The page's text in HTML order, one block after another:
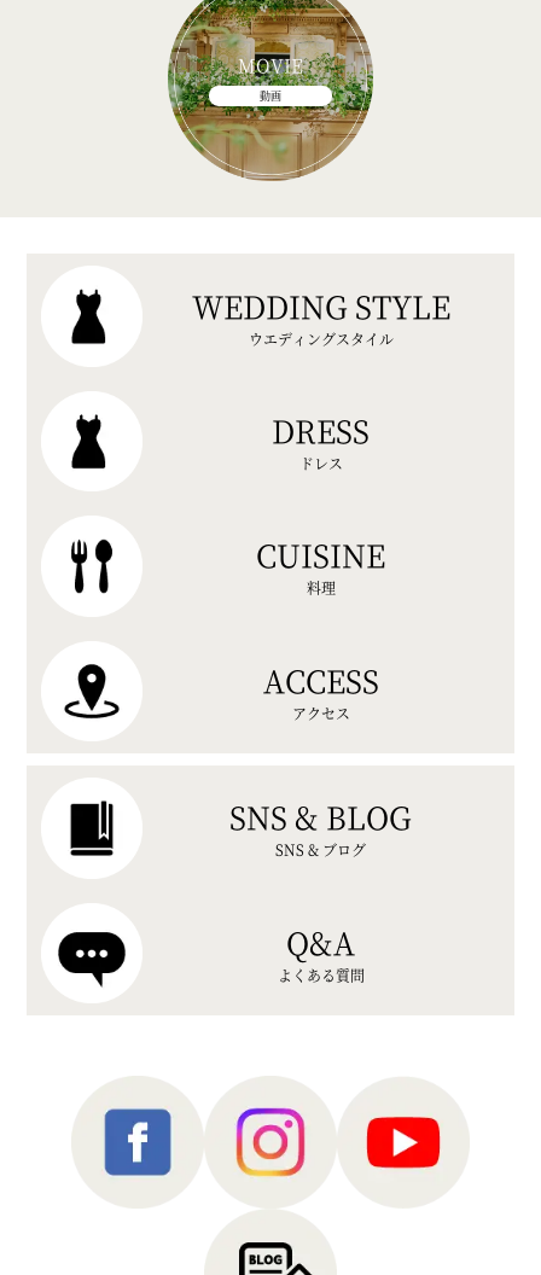
MOVIE
動画
WEDDING STYLE
ウエディングスタイル
DRESS
ドレス
CUISINE
料理
ACCESS
アクセス
SNS & BLOG
SNS & ブログ
Q&A
よくある質問